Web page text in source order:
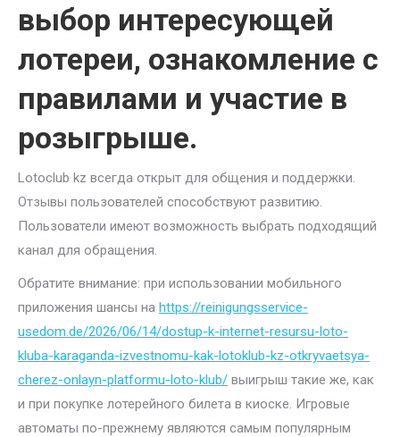
выбор интересующей
лотереи, ознакомление с
правилами и участие в
розыгрыше.
Lotoclub kz всегда открыт для общения и поддержки.
Отзывы пользователей способствуют развитию.
Пользователи имеют возможность выбрать подходящий
канал для обращения.
Обратите внимание: при использовании мобильного
приложения шансы на https://reinigungsservice-
usedom.de/2026/06/14/dostup-k-internet-resursu-loto-
kluba-karaganda-izvestnomu-kak-lotoklub-kz-otkryvaetsya-
cherez-onlayn-platformu-loto-klub/ выигрыш такие же, как
и при покупке лотерейного билета в киоске. Игровые
автоматы по-прежнему являются самым популярным